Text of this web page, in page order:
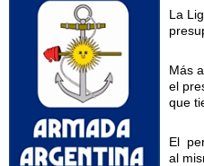
La
Más
el
que
El
al